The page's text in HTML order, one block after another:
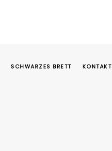
SCHWARZES BRETT KONTAKT